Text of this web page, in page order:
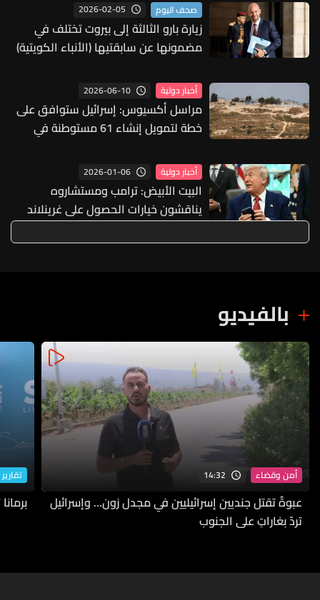
صحف اليوم 2026-02-05
زيارة بارو الثالثة إلى بيروت تختلف في
مضمونها عن سابقتيها (الأنباء الكويتية)
أخبار دولية 2026-06-10
مراسل أكسيوس: إسرائيل ستوافق على
خطة لتمويل إنشاء 61 مستوطنة في
أخبار دولية 2026-01-06
البيت الأبيض: ترامب ومستشاروه
يناقشون خيارات الحصول على غرينلاند
والجيش خيار مطروح
بالفيديو
أمن وقضاء 14:32
عبوةٌ تقتل جنديين إسرائيليين في مجدل زون… وإسرائيل
تردّ بغاراتٍ على الجنوب